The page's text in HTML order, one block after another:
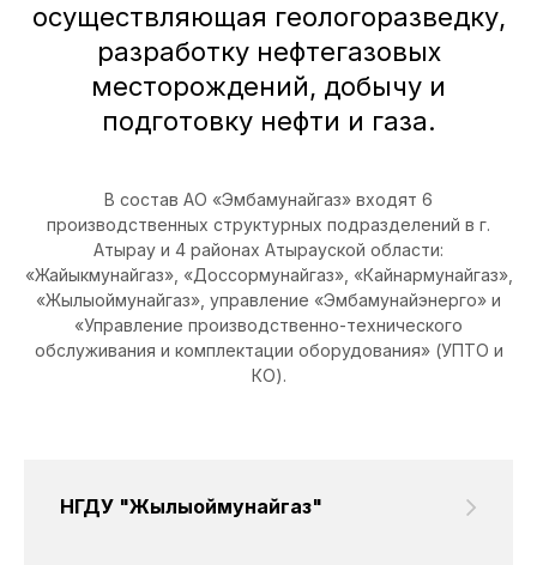
осуществляющая геологоразведку,
разработку нефтегазовых
месторождений, добычу и
подготовку нефти и газа.
В состав АО «Эмбамунайгаз» входят 6
производственных структурных подразделений в г.
Атырау и 4 районах Атырауской области:
«Жайыкмунайгаз», «Доссормунайгаз», «Кайнармунайгаз»,
«Жылыоймунайгаз», управление «Эмбамунайэнерго» и
«Управление производственно-технического
обслуживания и комплектации оборудования» (УПТО и
КО).
НГДУ "Жылыоймунайгаз"